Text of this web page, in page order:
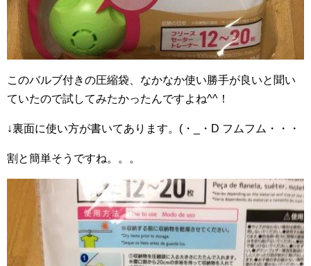
このバルブ付きの圧縮袋、なかなか使い勝手が良いと聞い
ていたので試してみたかったんですよね^^！
↓裏面に使い方が書いてあります。(・_・D フムフム・・・
割と簡単そうですね。。。